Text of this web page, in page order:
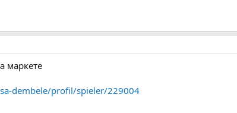
маркете
dembele/profil/spieler/229004